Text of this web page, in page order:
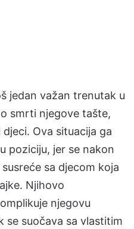
jedan važan trenutak u
smrti njegove tašte,
Ova situacija ga
poziciju, jer se nakon
sa djecom koja
Njihovo
njegovu
se suočava sa vlastitim